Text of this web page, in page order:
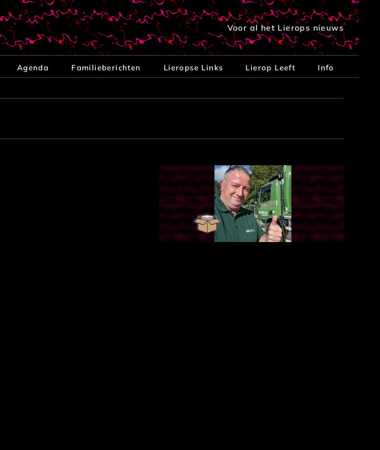
Voor al het Lierops nieuws
Agenda Familieberichten Lieropse Links Lierop Leeft Info